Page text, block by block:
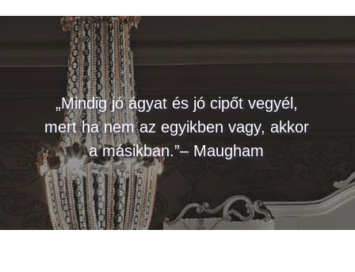
„Mindig jó ágyat és jó cipőt vegyél,
mert ha nem az egyikben vagy, akkor
a másikban.”– Maugham